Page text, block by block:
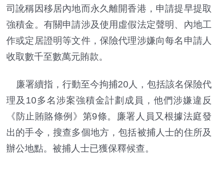
司訛稱因移居內地而永久離開香港，申請提早提取
強積金。有關申請涉及使用虛假法定聲明、內地工
作或定居證明等文件，保險代理涉嫌向每名申請人
收取數千至數萬元賄款。
廉署續指，行動至今拘捕20人，包括該名保險代
理及10多名涉案強積金計劃成員，他們涉嫌違反
《防止賄賂條例》第9條。廉署人員又根據法庭發
出的手令，搜查多個地方，包括被捕人士的住所及
辦公地點。被捕人士已獲保釋候查。